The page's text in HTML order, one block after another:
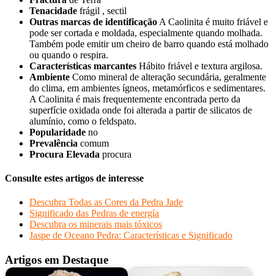
Tenacidade frágil , sectil
Outras marcas de identificação A Caolinita é muito friável e
pode ser cortada e moldada, especialmente quando molhada.
Também pode emitir um cheiro de barro quando está molhado
ou quando o respira.
Características marcantes Hábito friável e textura argilosa.
Ambiente Como mineral de alteração secundária, geralmente
do clima, em ambientes ígneos, metamórficos e sedimentares.
A Caolinita é mais frequentemente encontrada perto da
superfície oxidada onde foi alterada a partir de silicatos de
alumínio, como o feldspato.
Popularidade no
Prevalência comum
Procura Elevada procura
Consulte estes artigos de interesse
Descubra Todas as Cores da Pedra Jade
Significado das Pedras de energía
Descubra os minerais mais tóxicos
Jaspe de Oceano Pedra: Características e Significado
Artigos em Destaque